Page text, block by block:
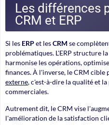
Les différences
CRM et ERP
Si les ERPet lesCRM se
problématiques. L'ERP structure la
harmonise les opérations,
finances. À l'inverse, le CRM
externe, c'est-à-dire la qualité et
commerciales.
Autrement dit, le CRM vise
l'amélioration de la satisfaction